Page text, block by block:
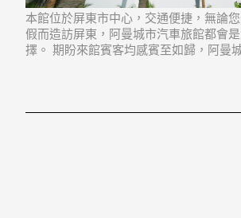
本館位於屏東市中心，交通便捷，無論
假而造訪屏東，阿曼城市汽車旅館都會
擇。 期盼來館賓客均感賓至如歸，阿曼
切努力提供最優質的服務和最優良的設
紙, 公共Wi-Fi, 24小時客房服務, 24小時